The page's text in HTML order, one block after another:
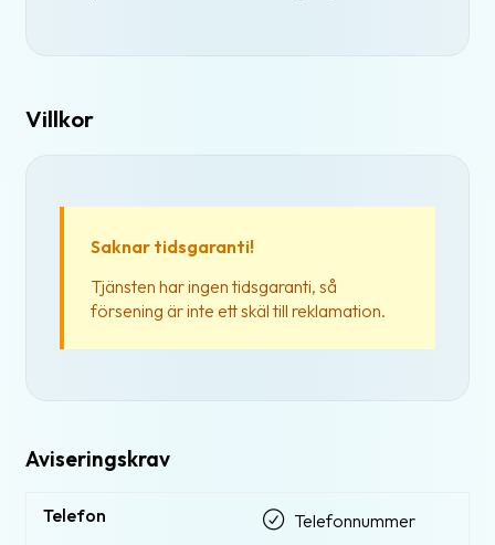
Villkor
Saknar tidsgaranti!
Tjänsten har ingen tidsgaranti, så
försening är inte ett skäl till reklamation.
Aviseringskrav
Telefon
Telefonnummer